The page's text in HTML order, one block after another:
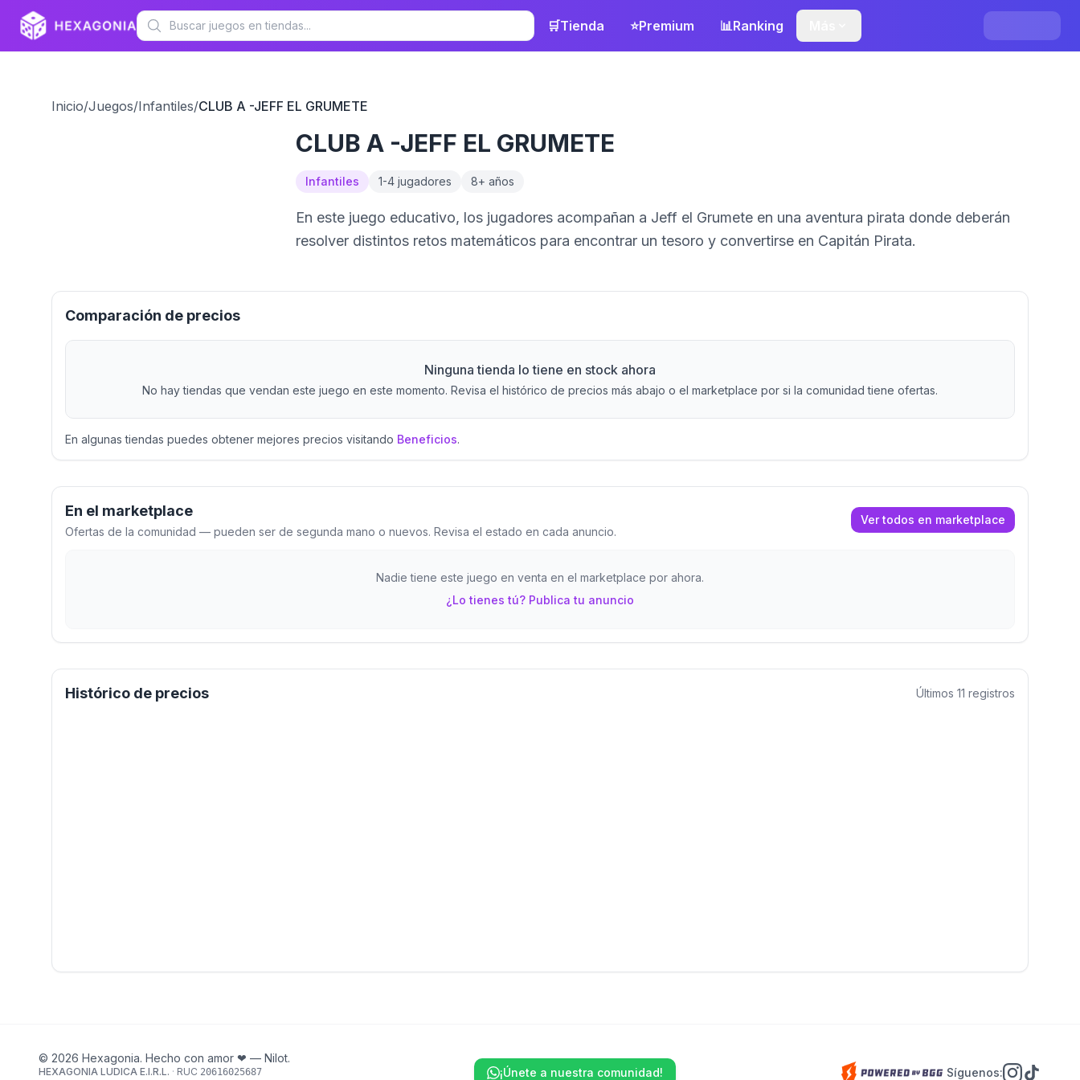
🛒Tienda ⭐Premium 📊Ranking
Inicio/Juegos/Infantiles/CLUB A -JEFF EL GRUMETE
CLUB A -JEFF EL GRUMETE
Infantiles 1-4 jugadores 8+ años
En este juego educativo, los jugadores acompañan a Jeff el Grumete en una aventura pirata donde deberán
resolver distintos retos matemáticos para encontrar un tesoro y convertirse en Capitán Pirata.
Comparación de precios
Ninguna tienda lo tiene en stock ahora
No hay tiendas que vendan este juego en este momento. Revisa el histórico de precios más abajo o el marketplace por si la comunidad tiene ofertas.
En algunas tiendas puedes obtener mejores precios visitando Beneficios.
En el marketplace
Ofertas de la comunidad — pueden ser de segunda mano o nuevos. Revisa el estado en cada anuncio.
Ver todos en marketplace
Nadie tiene este juego en venta en el marketplace por ahora.
¿Lo tienes tú? Publica tu anuncio
Histórico de precios Últimos 11 registros
© 2026 Hexagonia. Hecho con amor ❤ — Nilot.
HEXAGONIA LUDICA E.I.R.L. · RUC 20616025687 ¡Únete a nuestra comunidad! Síguenos: